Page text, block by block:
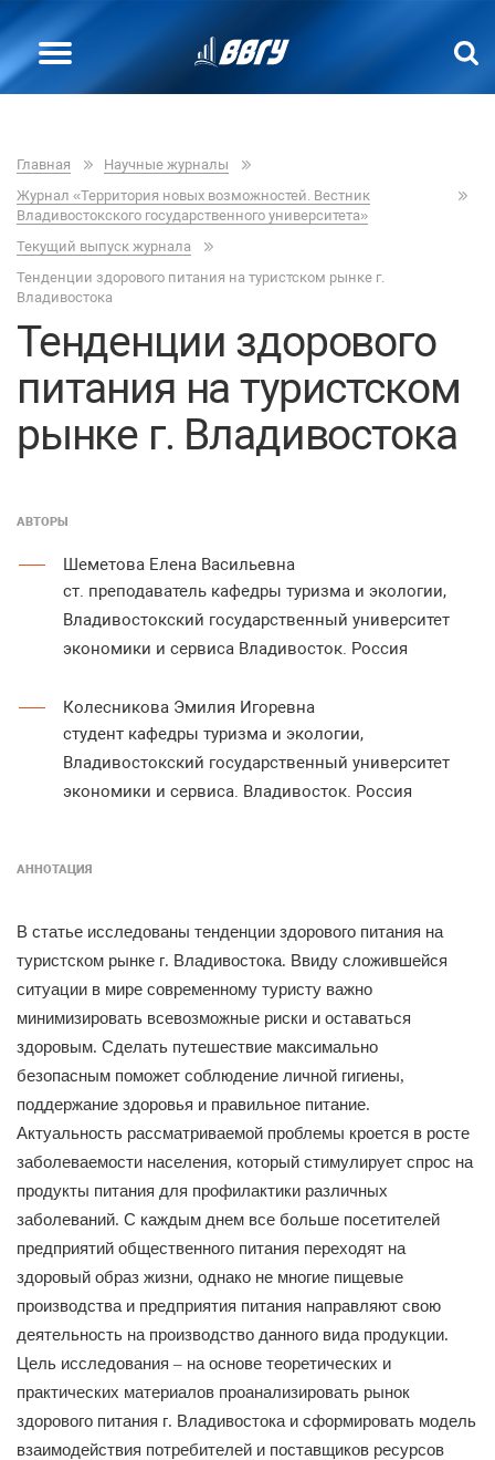
Главная
Научные журналы
Журнал «Территория новых возможностей. Вестник
Владивостокского государственного университета»
Текущий выпуск журнала
Тенденции здорового питания на туристском рынке г.
Владивостока
Тенденции здорового
питания на туристском
рынке г. Владивостока
АВТОРЫ
Шеметова Елена Васильевна
ст. преподаватель кафедры туризма и экологии,
Владивостокский государственный университет
экономики и сервиса Владивосток. Россия
Колесникова Эмилия Игоревна
студент кафедры туризма и экологии,
Владивостокский государственный университет
экономики и сервиса. Владивосток. Россия
АННОТАЦИЯ
В статье исследованы тенденции здорового питания на
туристском рынке г. Владивостока. Ввиду сложившейся
ситуации в мире современному туристу важно
минимизировать всевозможные риски и оставаться
здоровым. Сделать путешествие максимально
безопасным поможет соблюдение личной гигиены,
поддержание здоровья и правильное питание.
Актуальность рассматриваемой проблемы кроется в росте
заболеваемости населения, который стимулирует спрос на
продукты питания для профилактики различных
заболеваний. С каждым днем все больше посетителей
предприятий общественного питания переходят на
здоровый образ жизни, однако не многие пищевые
производства и предприятия питания направляют свою
деятельность на производство данного вида продукции.
Цель исследования – на основе теоретических и
практических материалов проанализировать рынок
здорового питания г. Владивостока и сформировать модель
взаимодействия потребителей и поставщиков ресурсов